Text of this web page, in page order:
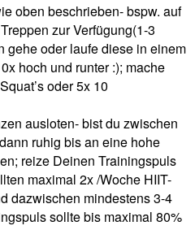
oben beschrieben- bspw. auf
zur Verfügung(1-3
gehe oder laufe diese in einem
hoch und runter :); mache
oder 5x 10
ausloten- bist du zwischen
ruhig bis an eine hohe
reize Deinen Trainingspuls
maximal 2x /Woche HIIT-
dazwischen mindestens 3-4
sollte bis maximal 80%